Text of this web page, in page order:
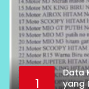
1
Data
yang